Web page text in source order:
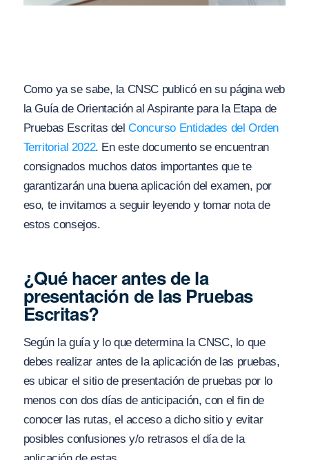
Como ya se sabe, la CNSC publicó en su página web
la Guía de Orientación al Aspirante para la Etapa de
Pruebas Escritas delConcurso Entidades del Orden
Territorial 2022. En este documento se encuentran
consignados muchos datos importantes que te
garantizarán una buena aplicación del examen, por
eso, te invitamos a seguir leyendo y tomar nota de
estos consejos.
¿Qué hacer antes de la
presentación de las Pruebas
Escritas?
Según la guía y lo que determina la CNSC, lo que
debes realizar antes de la aplicación de las pruebas,
es ubicar el sitio de presentación de pruebas por lo
menos con dos días de anticipación, con el fin de
conocer las rutas, el acceso a dicho sitio y evitar
posibles confusiones y/o retrasos el día de la